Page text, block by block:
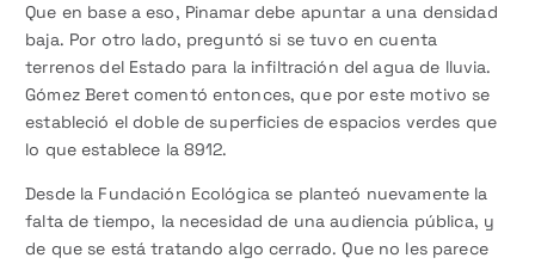
Que en base a eso, Pinamar debe apuntar a una densidad
baja. Por otro lado, preguntó si se tuvo en cuenta
terrenos del Estado para la infiltración del agua de lluvia.
Gómez Beret comentó entonces, que por este motivo se
estableció el doble de superficies de espacios verdes que
lo que establece la 8912.
Desde la Fundación Ecológica se planteó nuevamente la
falta de tiempo, la necesidad de una audiencia pública, y
de que se está tratando algo cerrado. Que no les parece